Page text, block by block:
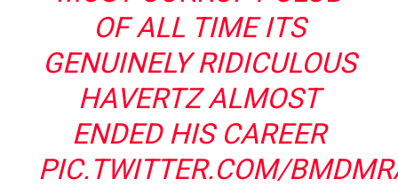
OF ALL TIME ITS
GENUINELY RIDICULOUS
HAVERTZ ALMOST
ENDED HIS CAREER
PIC.TWITTER.COM/